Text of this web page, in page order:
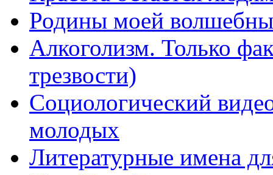
Родины моей
Алкоголизм. Только
трезвости)
Социологический
молодых
Литературные имена